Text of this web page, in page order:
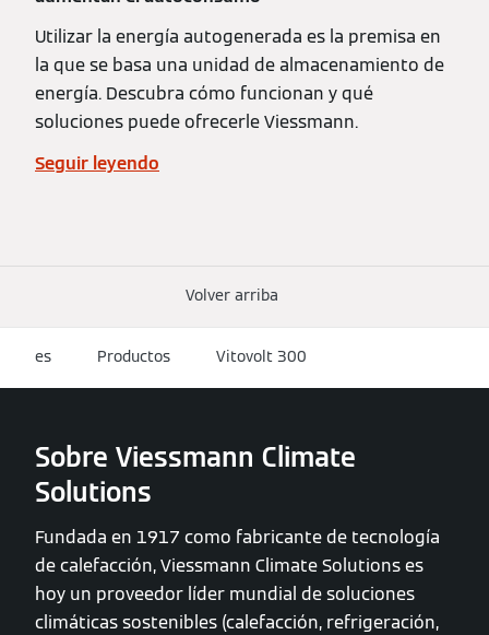
Utilizar la energía autogenerada es la premisa en
la que se basa una unidad de almacenamiento de
energía. Descubra cómo funcionan y qué
soluciones puede ofrecerle Viessmann.
Seguir leyendo
Volver arriba
es Productos Vitovolt 300
Sobre Viessmann Climate
Solutions
Fundada en 1917 como fabricante de tecnología
de calefacción, Viessmann Climate Solutions es
hoy un proveedor líder mundial de soluciones
climáticas sostenibles (calefacción, refrigeración,